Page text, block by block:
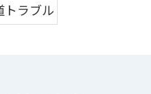
トラブル